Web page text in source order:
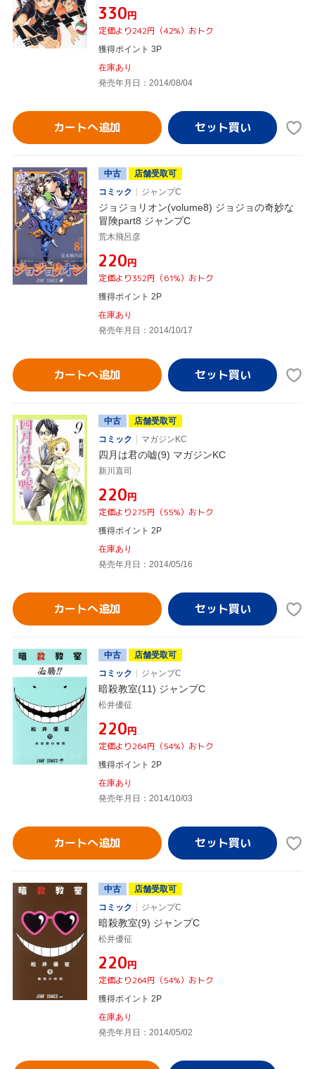
¥330円
定価より242円（42%）おトク
獲得ポイント 3P
在庫あり
発売年月日：2014/08/04
カートへ追加
中古
店舗受取可
コミック
ジャンプC
ジョジョリオン(volume8) ジョジョの奇妙な
冒険part8 ジャンプC
荒木飛呂彦
¥220円
定価より352円（61%）おトク
獲得ポイント 2P
在庫あり
発売年月日：2014/10/17
カートへ追加
中古
店舗受取可
コミック
マガジンKC
四月は君の嘘(9) マガジンKC
新川直司
¥220円
定価より275円（55%）おトク
獲得ポイント 2P
在庫あり
発売年月日：2014/05/16
カートへ追加
中古
店舗受取可
コミック
ジャンプC
暗殺教室(11) ジャンプC
松井優征
¥220円
定価より264円（54%）おトク
獲得ポイント 2P
在庫あり
発売年月日：2014/10/03
カートへ追加
中古
店舗受取可
コミック
ジャンプC
暗殺教室(9) ジャンプC
松井優征
¥220円
定価より264円（54%）おトク
獲得ポイント 2P
在庫あり
発売年月日：2014/05/02